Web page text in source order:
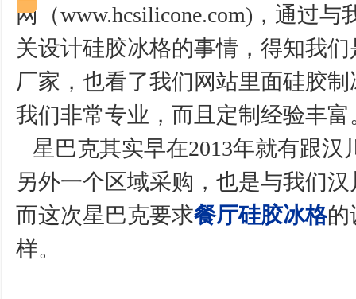
网（www.hcsilicone.com)，通过
关设计硅胶冰格的事情，得知我
厂家，也看了我们网站里面硅胶
我们非常专业，而且定制经验丰富
星巴克其实早在2013年就有跟汉
另外一个区域采购，也是与我们
而这次星巴克要求餐厅硅胶冰格的
样。